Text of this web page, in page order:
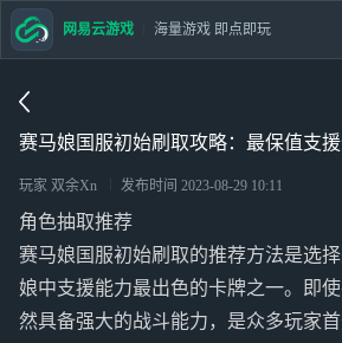
赛马娘国服初始刷取攻略：最保值支
玩家 双余Xn 发布时间 2023-08-29 10:11
角色抽取推荐
赛马娘国服初始刷取的推荐方法是选
娘中支援能力最出色的卡牌之一。即
然具备强大的战斗能力，是众多玩家
网易云游戏 海量游戏 即点即玩